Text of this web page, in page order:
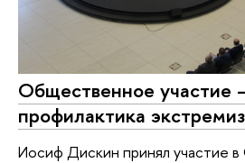
Общественное участие
профилактика
Иосиф Дискин принял участие в